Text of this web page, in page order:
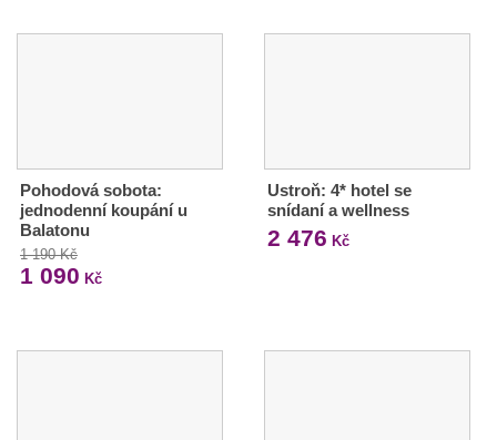
Pohodová sobota:
jednodenní koupání u
Balatonu
1 190 Kč
1 090 Kč
Ustroň: 4* hotel se
snídaní a wellness
2 476 Kč